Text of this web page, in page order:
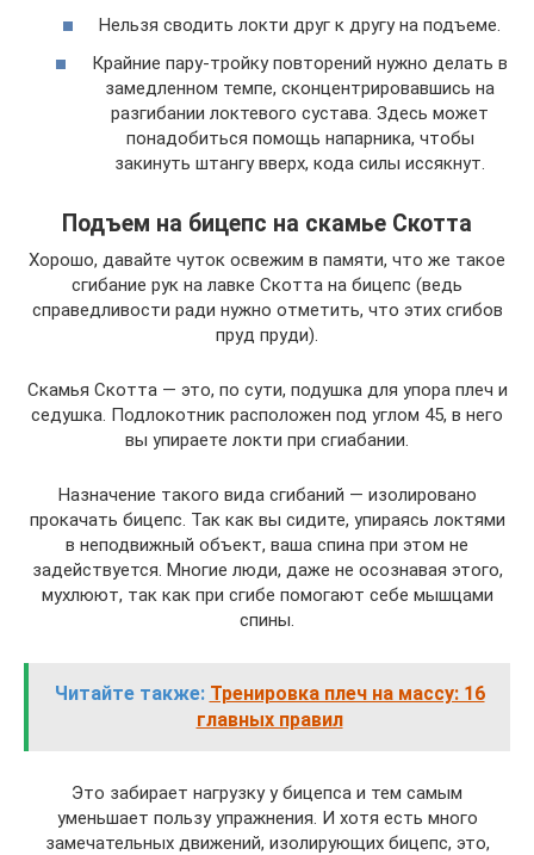
Нельзя сводить локти друг к другу на подъеме.
Крайние пару-тройку повторений нужно делать в
замедленном темпе, сконцентрировавшись на
разгибании локтевого сустава. Здесь может
понадобиться помощь напарника, чтобы
закинуть штангу вверх, кода силы иссякнут.
Подъем на бицепс на скамье Скотта
Хорошо, давайте чуток освежим в памяти, что же такое
сгибание рук на лавке Скотта на бицепс (ведь
справедливости ради нужно отметить, что этих сгибов
пруд пруди).
Скамья Скотта — это, по сути, подушка для упора плеч и
седушка. Подлокотник расположен под углом 45, в него
вы упираете локти при сгиабании.
Назначение такого вида сгибаний — изолировано
прокачать бицепс. Так как вы сидите, упираясь локтями
в неподвижный объект, ваша спина при этом не
задействуется. Многие люди, даже не осознавая этого,
мухлюют, так как при сгибе помогают себе мышцами
спины.
Читайте также: Тренировка плеч на массу: 16
главных правил
Это забирает нагрузку у бицепса и тем самым
уменьшает пользу упражнения. И хотя есть много
замечательных движений, изолирующих бицепс, это,